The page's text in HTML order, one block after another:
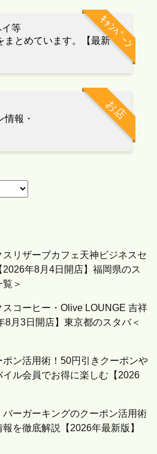
ｷｬﾝﾍﾟｰﾝ
イ等
まとめています。【最新
お店
情報・
スリザーブカフェ天神ビジネスセ
年8月4日開店】福岡県のス
覧＞
スコーヒー・Olive LOUNGE 吉祥
8月3日開店】東京都のスタバ＜
ポン活用術！50円引きクーポンや
イル会員でお得に楽しむ【2026
バーガーキングのクーポン活用術
報を徹底解説【2026年最新版】